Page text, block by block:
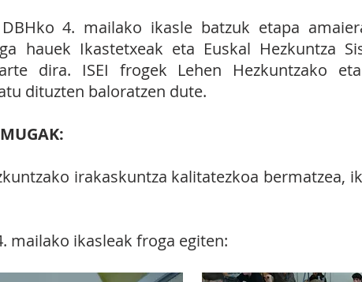
4. mailako ikasle batzuk etapa
hauek Ikastetxeak eta Euskal Hezkuntza
dira. ISEI frogek Lehen Hezkuntzako
dituzten baloratzen dute.
irakaskuntza kalitatezkoa bermatzea,
mailako ikasleak froga egiten: